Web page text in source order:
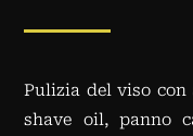
Pulizia del viso con
shave oil, panno